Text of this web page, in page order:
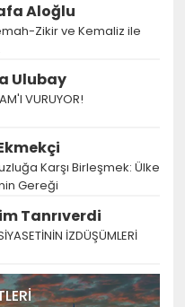
Aloğlu
Zikir ve Kemaliz ile
Ulubay
VURUYOR!
Karşı Birleşmek: Ülke
Gereği
Tanrıverdi
İZDÜŞÜMLERİ